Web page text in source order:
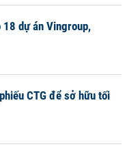
dự án Vingroup,
CTG để sở hữu tối